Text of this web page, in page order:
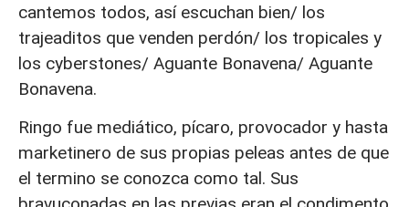
cantemos todos, así escuchan bien/ los
trajeaditos que venden perdón/ los tropicales y
los cyberstones/ Aguante Bonavena/ Aguante
Bonavena.
Ringo fue mediático, pícaro, provocador y hasta
marketinero de sus propias peleas antes de que
el termino se conozca como tal. Sus